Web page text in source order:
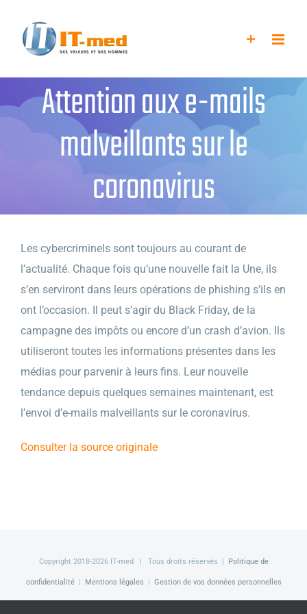
contenu
Attention aux e-mails
malveillants sur le
coronavirus
Les cybercriminels sont toujours au courant de
l’actualité. Chaque fois qu’une nouvelle fait la Une, ils
s’en serviront dans leurs opérations de phishing s’ils en
ont l’occasion. Il peut s’agir du Black Friday, de la
campagne des impôts ou encore d’un crash d’avion. Ils
utiliseront toutes les informations présentes dans les
médias pour parvenir à leurs fins. Leur nouvelle
tendance depuis quelques semaines maintenant, est
l’envoi d’e-mails malveillants sur le coronavirus.
Consulter la source originale
Copyright 2018-2026 IT-med | Tous droits réservés | Politique de
confidentialité| Mentions légales | Gestion de vos données personnelles